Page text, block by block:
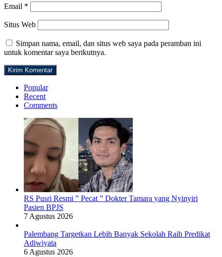
Email *
Situs Web
Simpan nama, email, dan situs web saya pada peramban ini
untuk komentar saya berikutnya.
Popular
Recent
Comments
RS Pusri Resmi ” Pecat ” Dokter Tamara yang Nyinyiri
Pasien BPJS
7 Agustus 2026
Palembang Targetkan Lebih Banyak Sekolah Raih Predikat
Adiwiyata
6 Agustus 2026